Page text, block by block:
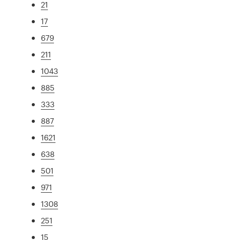
21
17
679
211
1043
885
333
887
1621
638
501
971
1308
251
15